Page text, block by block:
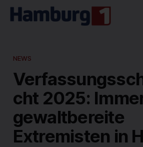
NEWS
cht 2025:
gewaltbereite
Extremisten in